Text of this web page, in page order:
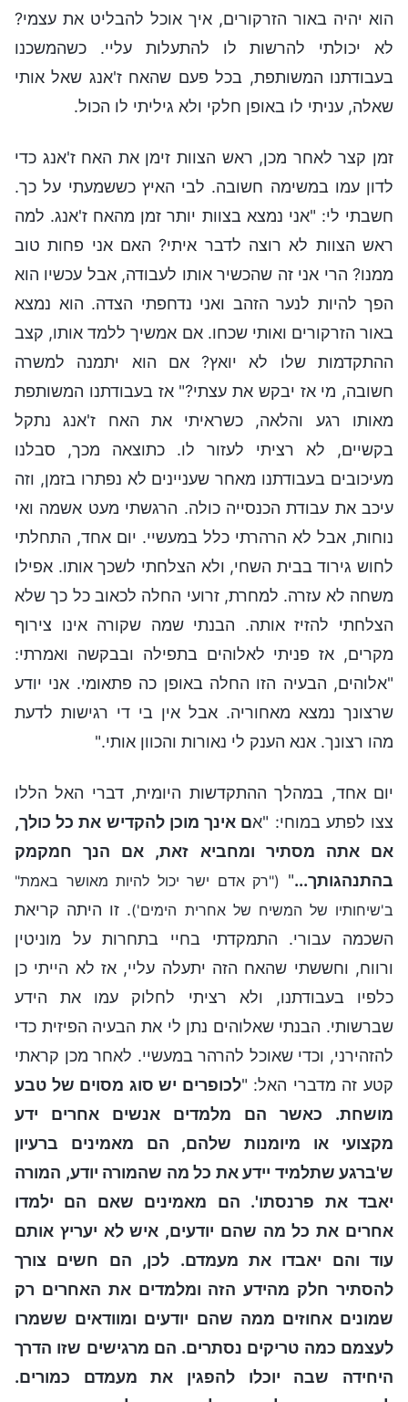
הוא יהיה באור הזרקורים, איך אוכל להבליט את עצמי?
לא יכולתי להרשות לו להתעלות עליי. כשהמשכנו
בעבודתנו המשותפת, בכל פעם שהאח ז'אנג שאל אותי
שאלה, עניתי לו באופן חלקי ולא גיליתי לו הכול.
זמן קצר לאחר מכן, ראש הצוות זימן את האח ז'אנג כדי
לדון עמו במשימה חשובה. לבי האיץ כששמעתי על כך.
חשבתי לי: "אני נמצא בצוות יותר זמן מהאח ז'אנג. למה
ראש הצוות לא רוצה לדבר איתי? האם אני פחות טוב
ממנו? הרי אני זה שהכשיר אותו לעבודה, אבל עכשיו הוא
הפך להיות לנער הזהב ואני נדחפתי הצדה. הוא נמצא
באור הזרקורים ואותי שכחו. אם אמשיך ללמד אותו, קצב
ההתקדמות שלו לא יואץ? אם הוא יתמנה למשרה
חשובה, מי אז יבקש את עצתי?" אז בעבודתנו המשותפת
מאותו רגע והלאה, כשראיתי את האח ז'אנג נתקל
בקשיים, לא רציתי לעזור לו. כתוצאה מכך, סבלנו
מעיכובים בעבודתנו מאחר שעניינים לא נפתרו בזמן, וזה
עיכב את עבודת הכנסייה כולה. הרגשתי מעט אשמה ואי
נוחות, אבל לא הרהרתי כלל במעשיי. יום אחד, התחלתי
לחוש גירוד בבית השחי, ולא הצלחתי לשכך אותו. אפילו
משחה לא עזרה. למחרת, זרועי החלה לכאוב כל כך שלא
הצלחתי להזיז אותה. הבנתי שמה שקורה אינו צירוף
מקרים, אז פניתי לאלוהים בתפילה ובבקשה ואמרתי:
"אלוהים, הבעיה הזו החלה באופן כה פתאומי. אני יודע
שרצונך נמצא מאחוריה. אבל אין בי די רגישות לדעת
מהו רצונך. אנא הענק לי נאורות והכוון אותי."
יום אחד, במהלך ההתקדשות היומית, דברי האל הללו
צצו לפתע במוחי: "אם אינך מוכן להקדיש את כל כולך,
אם אתה מסתיר ומחביא זאת, אם הנך חמקמק
בהתנהגותך..." ("רק אדם ישר יכול להיות מאושר באמת"
ב'שיחותיו של המשיח של אחרית הימים'). זו היתה קריאת
השכמה עבורי. התמקדתי בחיי בתחרות על מוניטין
ורווח, וחששתי שהאח הזה יתעלה עליי, אז לא הייתי כן
כלפיו בעבודתנו, ולא רציתי לחלוק עמו את הידע
שברשותי. הבנתי שאלוהים נתן לי את הבעיה הפיזית כדי
להזהירני, וכדי שאוכל להרהר במעשיי. לאחר מכן קראתי
קטע זה מדברי האל: "לכופרים יש סוג מסוים של טבע
מושחת. כאשר הם מלמדים אנשים אחרים ידע
מקצועי או מיומנות שלהם, הם מאמינים ברעיון
ש'ברגע שתלמיד יידע את כל מה שהמורה יודע, המורה
יאבד את פרנסתו'. הם מאמינים שאם הם ילמדו
אחרים את כל מה שהם יודעים, איש לא יעריץ אותם
עוד והם יאבדו את מעמדם. לכן, הם חשים צורך
להסתיר חלק מהידע הזה ומלמדים את האחרים רק
שמונים אחוזים ממה שהם יודעים ומוודאים ששמרו
לעצמם כמה טריקים נסתרים. הם מרגישים שזו הדרך
היחידה שבה יוכלו להפגין את מעמדם כמורים.